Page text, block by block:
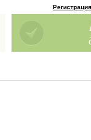
Регистрация